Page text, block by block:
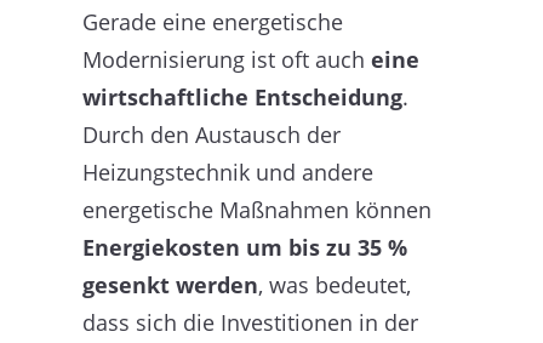
Gerade eine energetische
Modernisierung ist oft auch eine
wirtschaftliche Entscheidung.
Durch den Austausch der
Heizungstechnik und andere
energetische Maßnahmen können
Energiekosten um bis zu 35 %
gesenkt werden, was bedeutet,
dass sich die Investitionen in der